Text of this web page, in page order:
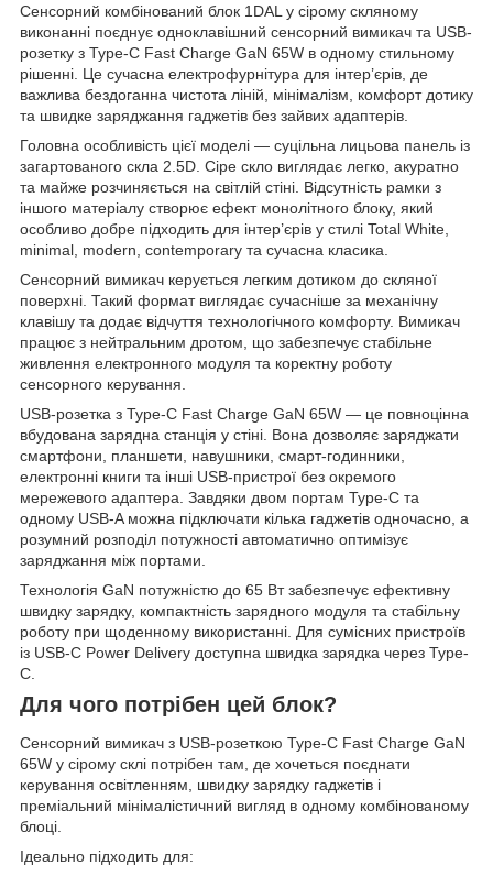
Сенсорний комбінований блок 1DAL у сірому скляному
виконанні поєднує одноклавішний сенсорний вимикач та USB-
розетку з Type-C Fast Charge GaN 65W в одному стильному
рішенні. Це сучасна електрофурнітура для інтер’єрів, де
важлива бездоганна чистота ліній, мінімалізм, комфорт дотику
та швидке заряджання гаджетів без зайвих адаптерів.
Головна особливість цієї моделі — суцільна лицьова панель із
загартованого скла 2.5D. Сіре скло виглядає легко, акуратно
та майже розчиняється на світлій стіні. Відсутність рамки з
іншого матеріалу створює ефект монолітного блоку, який
особливо добре підходить для інтер’єрів у стилі Total White,
minimal, modern, contemporary та сучасна класика.
Сенсорний вимикач керується легким дотиком до скляної
поверхні. Такий формат виглядає сучасніше за механічну
клавішу та додає відчуття технологічного комфорту. Вимикач
працює з нейтральним дротом, що забезпечує стабільне
живлення електронного модуля та коректну роботу
сенсорного керування.
USB-розетка з Type-C Fast Charge GaN 65W — це повноцінна
вбудована зарядна станція у стіні. Вона дозволяє заряджати
смартфони, планшети, навушники, смарт-годинники,
електронні книги та інші USB-пристрої без окремого
мережевого адаптера. Завдяки двом портам Type-C та
одному USB-A можна підключати кілька гаджетів одночасно, а
розумний розподіл потужності автоматично оптимізує
заряджання між портами.
Технологія GaN потужністю до 65 Вт забезпечує ефективну
швидку зарядку, компактність зарядного модуля та стабільну
роботу при щоденному використанні. Для сумісних пристроїв
із USB-C Power Delivery доступна швидка зарядка через Type-
C.
Для чого потрібен цей блок?
Сенсорний вимикач з USB-розеткою Type-C Fast Charge GaN
65W у сірому склі потрібен там, де хочеться поєднати
керування освітленням, швидку зарядку гаджетів і
преміальний мінімалістичний вигляд в одному комбінованому
блоці.
Ідеально підходить для: